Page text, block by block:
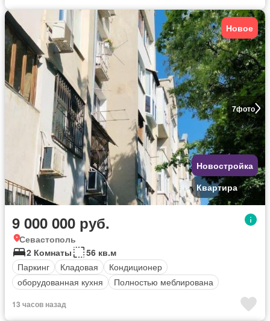
7фото
Новое
Новостройка
Квартира
9 000 000 руб.
Севастополь
2 Комнаты
56 кв.м
Паркинг
Кладовая
Кондиционер
оборудованная кухня
Полностью меблирована
13 часов назад